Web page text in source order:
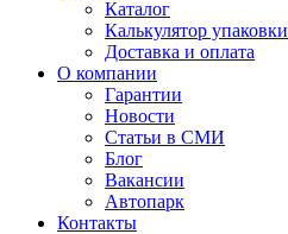
Каталог
Калькулятор упаковки
Доставка и оплата
О компании
Гарантии
Новости
Статьи в СМИ
Блог
Вакансии
Автопарк
Контакты